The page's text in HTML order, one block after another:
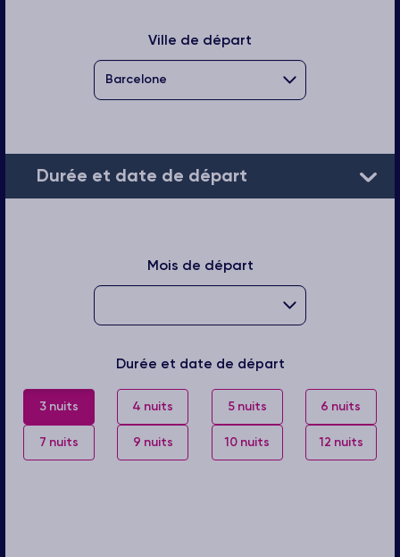
Ville de départ
Durée et date de départ
Mois de départ
Durée et date de départ
3 nuits 4 nuits 5 nuits 6 nuits
7 nuits 9 nuits 10 nuits 12 nuits